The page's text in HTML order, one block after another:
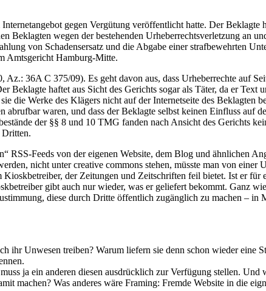
gegen Vergütung veröffentlicht hatte. Der
wegen der bestehenden Urheberrechtsverletzung an
von Schadensersatz und die Abgabe einer strafbewehrten
Amtsgericht Hamburg-Mitte.
36A C 375/09). Es geht davon aus, dass Urheberrechte auf
haftet aus Sicht des Gerichts sogar als Täter, da er Text
die Werke des Klägers nicht auf der Internetseite des Beklagten
waren, und dass der Beklagte selbst keinen Einfluss auf
der §§ 8 und 10 TMG fanden nach Ansicht des Gerichts
Dritten.
RSS-Feeds von der eigenen Website, dem Blog und ähnlichen
nicht unter creative commons stehen, müsste man von
der Zeitungen und Zeitschriften feil bietet. Ist er
gibt auch nur wieder, was er geliefert bekommt. Ganz
diese durch Dritte öffentlich zugänglich zu machen – in
ihr Unwesen treiben? Warum liefern sie denn schon wieder eine
ja ein anderen diesen ausdrücklich zur Verfügung stellen.
machen? Was anderes wäre Framing: Fremde Website in die